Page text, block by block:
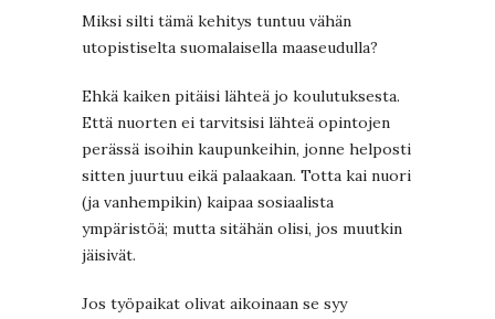
Miksi silti tämä kehitys tuntuu vähän
utopistiselta suomalaisella maaseudulla?
Ehkä kaiken pitäisi lähteä jo koulutuksesta.
Että nuorten ei tarvitsisi lähteä opintojen
perässä isoihin kaupunkeihin, jonne helposti
sitten juurtuu eikä palaakaan. Totta kai nuori
(ja vanhempikin) kaipaa sosiaalista
ympäristöä; mutta sitähän olisi, jos muutkin
jäisivät.
Jos työpaikat olivat aikoinaan se syy